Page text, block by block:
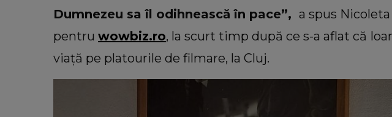
Dumnezeu sa îl odihnească în pace”, a spus
pentru wowbiz.ro, la scurt timp după ce s-a aflat că
viață pe platourile de filmare, la Cluj.